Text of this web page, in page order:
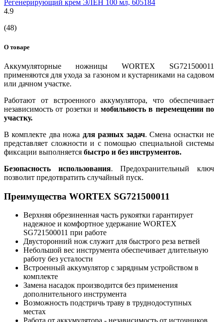
Регенерирующий крем ЭЛЕН 100 мл, 605184
4.9
(48)
О товаре
Аккумуляторные ножницы WORTEX SG721500011
применяются для ухода за газоном и кустарниками на садовом
или дачном участке.
Работают от встроенного аккумулятора, что обеспечивает
независимость от розетки имобильность в перемещении по
участку.
В комплекте два ножа для разных задач. Смена оснастки не
представляет сложности и с помощью специальной системы
фиксации выполняется быстро и без инструментов.
Безопасность использования. Предохранительный ключ
позволит предотвратить случайный пуск.
Преимущества WORTEX SG721500011
Верхняя обрезиненная часть рукоятки гарантирует
надежное и комфортное удержание WORTEX
SG721500011 при работе
Двусторонний нож служит для быстрого реза ветвей
Небольшой вес инструмента обеспечивает длительную
работу без усталости
Встроенный аккумулятор с зарядным устройством в
комплекте
Замена насадок производится без применения
дополнительного инструмента
Возможность подстричь траву в труднодоступных
местах